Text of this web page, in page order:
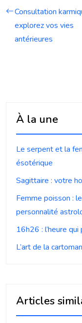
Consultation
explorez vos vies
antérieures
À la une
Le serpent et la
ésotérique
Sagittaire : votre
Femme poisson :
personnalité
16h26 : l’heure
L’art de la
Articles